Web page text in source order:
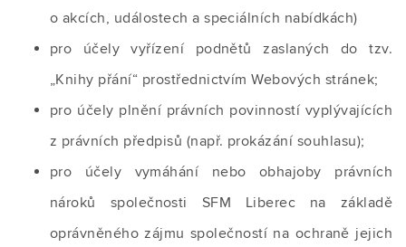
o akcích, událostech a speciálních nabídkách)
pro účely vyřízení podnětů zaslaných do tzv.
„Knihy přání“ prostřednictvím Webových stránek;
pro účely plnění právních povinností vyplývajících
z právních předpisů (např. prokázání souhlasu);
pro účely vymáhání nebo obhajoby právních
nároků společnosti SFM Liberec na základě
oprávněného zájmu společností na ochraně jejich